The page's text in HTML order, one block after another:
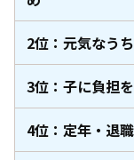
2位：元気なう
3位：子に負担
4位：定年・退